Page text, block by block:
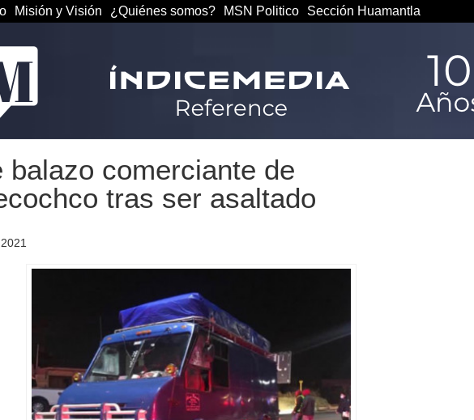
Misión y Visión ¿Quiénes somos? MSN Politico Sección Huamantla
balazo comerciante de
tras ser asaltado